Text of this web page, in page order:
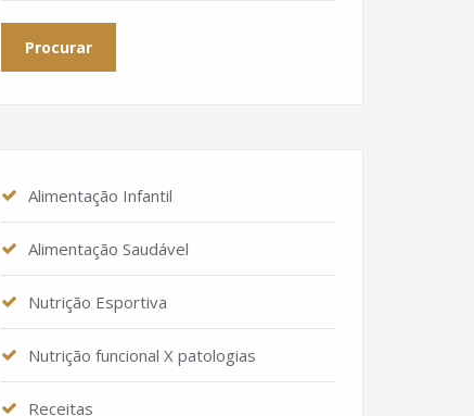
Alimentação Infantil
Alimentação Saudável
Nutrição Esportiva
Nutrição funcional X patologias
Receitas